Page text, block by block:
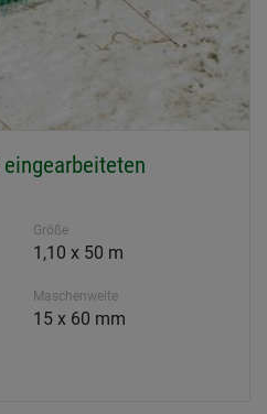
Größe
1,10 x 50 m
Maschenweite
15 x 60 mm